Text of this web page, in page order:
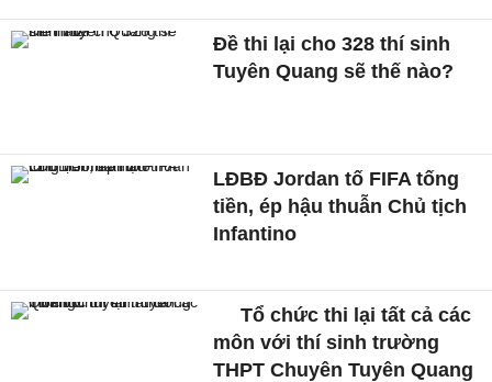
Đề thi lại cho 328 thí sinh
Tuyên Quang sẽ thế nào?
LĐBĐ Jordan tố FIFA tống
tiền, ép hậu thuẫn Chủ tịch
Infantino
Tổ chức thi lại tất cả các
môn với thí sinh trường
THPT Chuyên Tuyên Quang